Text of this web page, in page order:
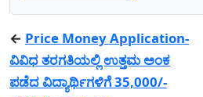
← Price Money Application-
ವಿವಿಧ ತರಗತಿಯಲ್ಲಿ ಉತ್ತಮ ಅಂಕ
ಪಡೆದ ವಿದ್ಯಾರ್ಥಿಗಳಿಗೆ 35,000/-